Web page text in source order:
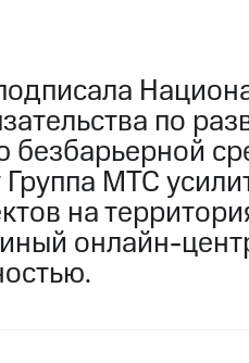
по
безбарьерной
Группа МТС
на
онлайн-